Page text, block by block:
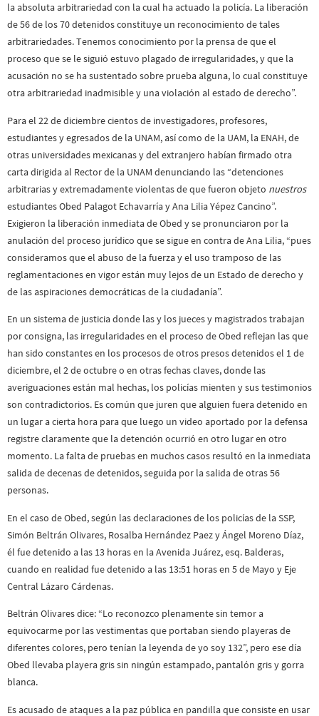
la absoluta arbitrariedad con la cual ha actuado la policía. La liberación
de 56 de los 70 detenidos constituye un reconocimiento de tales
arbitrariedades. Tenemos conocimiento por la prensa de que el
proceso que se le siguió estuvo plagado de irregularidades, y que la
acusación no se ha sustentado sobre prueba alguna, lo cual constituye
otra arbitrariedad inadmisible y una violación al estado de derecho”.
Para el 22 de diciembre cientos de investigadores, profesores,
estudiantes y egresados de la UNAM, así como de la UAM, la ENAH, de
otras universidades mexicanas y del extranjero habían firmado otra
carta dirigida al Rector de la UNAM denunciando las “detenciones
arbitrarias y extremadamente violentas de que fueron objeto nuestros
estudiantes Obed Palagot Echavarría y Ana Lilia Yépez Cancino”.
Exigieron la liberación inmediata de Obed y se pronunciaron por la
anulación del proceso jurídico que se sigue en contra de Ana Lilia, “pues
consideramos que el abuso de la fuerza y el uso tramposo de las
reglamentaciones en vigor están muy lejos de un Estado de derecho y
de las aspiraciones democráticas de la ciudadanía”.
En un sistema de justicia donde las y los jueces y magistrados trabajan
por consigna, las irregularidades en el proceso de Obed reflejan las que
han sido constantes en los procesos de otros presos detenidos el 1 de
diciembre, el 2 de octubre o en otras fechas claves, donde las
averiguaciones están mal hechas, los policías mienten y sus testimonios
son contradictorios. Es común que juren que alguien fuera detenido en
un lugar a cierta hora para que luego un video aportado por la defensa
registre claramente que la detención ocurrió en otro lugar en otro
momento. La falta de pruebas en muchos casos resultó en la inmediata
salida de decenas de detenidos, seguida por la salida de otras 56
personas.
En el caso de Obed, según las declaraciones de los policías de la SSP,
Simón Beltrán Olivares, Rosalba Hernández Paez y Ángel Moreno Díaz,
él fue detenido a las 13 horas en la Avenida Juárez, esq. Balderas,
cuando en realidad fue detenido a las 13:51 horas en 5 de Mayo y Eje
Central Lázaro Cárdenas.
Beltrán Olivares dice: “Lo reconozco plenamente sin temor a
equivocarme por las vestimentas que portaban siendo playeras de
diferentes colores, pero tenían la leyenda de yo soy 132”, pero ese día
Obed llevaba playera gris sin ningún estampado, pantalón gris y gorra
blanca.
Es acusado de ataques a la paz pública en pandilla que consiste en usar